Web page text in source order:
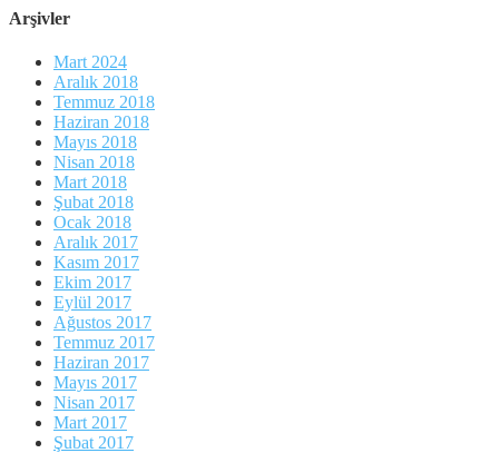
Arşivler
Mart 2024
Aralık 2018
Temmuz 2018
Haziran 2018
Mayıs 2018
Nisan 2018
Mart 2018
Şubat 2018
Ocak 2018
Aralık 2017
Kasım 2017
Ekim 2017
Eylül 2017
Ağustos 2017
Temmuz 2017
Haziran 2017
Mayıs 2017
Nisan 2017
Mart 2017
Şubat 2017